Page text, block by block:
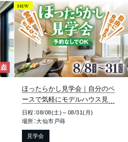
ほったらかし見学会｜自分のペ
ースで気軽にモデルハウス見学
｜大仙市戸蒔
日程：08/08(土)～08/31(月)
場所：大仙市戸蒔
NEW
見学会